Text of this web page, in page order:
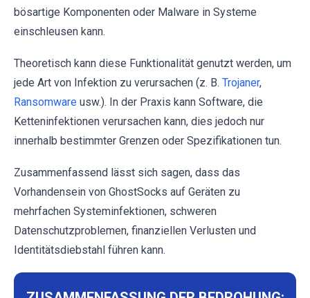
bösartige Komponenten oder Malware in Systeme
einschleusen kann.
Theoretisch kann diese Funktionalität genutzt werden, um
jede Art von Infektion zu verursachen (z. B. Trojaner,
Ransomware usw.). In der Praxis kann Software, die
Ketteninfektionen verursachen kann, dies jedoch nur
innerhalb bestimmter Grenzen oder Spezifikationen tun.
Zusammenfassend lässt sich sagen, dass das
Vorhandensein von GhostSocks auf Geräten zu
mehrfachen Systeminfektionen, schweren
Datenschutzproblemen, finanziellen Verlusten und
Identitätsdiebstahl führen kann.